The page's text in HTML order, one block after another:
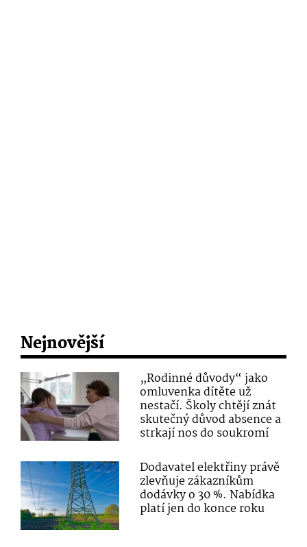
Nejnovější
„Rodinné důvody“ jako
omluvenka dítěte už
nestačí. Školy chtějí znát
skutečný důvod absence a
strkají nos do soukromí
Dodavatel elektřiny právě
zlevňuje zákazníkům
dodávky o 30 %. Nabídka
platí jen do konce roku